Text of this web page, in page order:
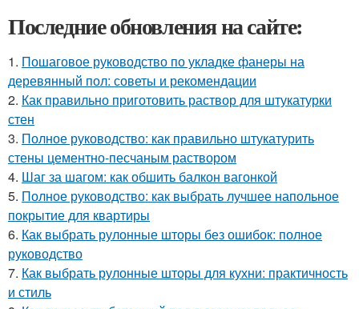
Последние обновления на сайте:
1. Пошаговое руководство по укладке фанеры на
деревянный пол: советы и рекомендации
2. Как правильно приготовить раствор для штукатурки
стен
3. Полное руководство: как правильно штукатурить
стены цементно-песчаным раствором
4. Шаг за шагом: как обшить балкон вагонкой
5. Полное руководство: как выбрать лучшее напольное
покрытие для квартиры
6. Как выбрать рулонные шторы без ошибок: полное
руководство
7. Как выбрать рулонные шторы для кухни: практичность
и стиль